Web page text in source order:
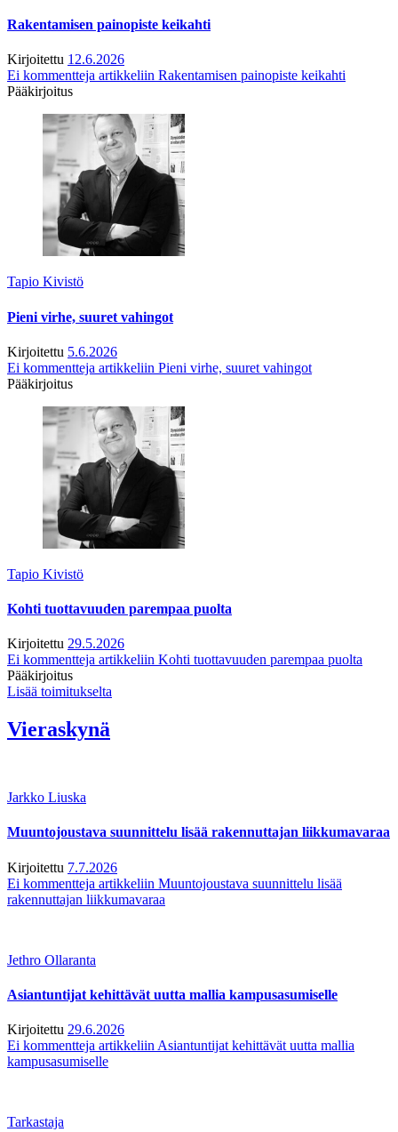
Rakentamisen painopiste keikahti
Kirjoitettu 12.6.2026
Ei kommentteja artikkeliin Rakentamisen painopiste keikahti
Pääkirjoitus
Tapio Kivistö
Pieni virhe, suuret vahingot
Kirjoitettu 5.6.2026
Ei kommentteja artikkeliin Pieni virhe, suuret vahingot
Pääkirjoitus
Tapio Kivistö
Kohti tuottavuuden parempaa puolta
Kirjoitettu 29.5.2026
Ei kommentteja artikkeliin Kohti tuottavuuden parempaa puolta
Pääkirjoitus
Lisää toimitukselta
Vieraskynä
Jarkko Liuska
Muuntojoustava suunnittelu lisää rakennuttajan liikkumavaraa
Kirjoitettu 7.7.2026
Ei kommentteja artikkeliin Muuntojoustava suunnittelu lisää
rakennuttajan liikkumavaraa
Jethro Ollaranta
Asiantuntijat kehittävät uutta mallia kampusasumiselle
Kirjoitettu 29.6.2026
Ei kommentteja artikkeliin Asiantuntijat kehittävät uutta mallia
kampusasumiselle
Tarkastaja